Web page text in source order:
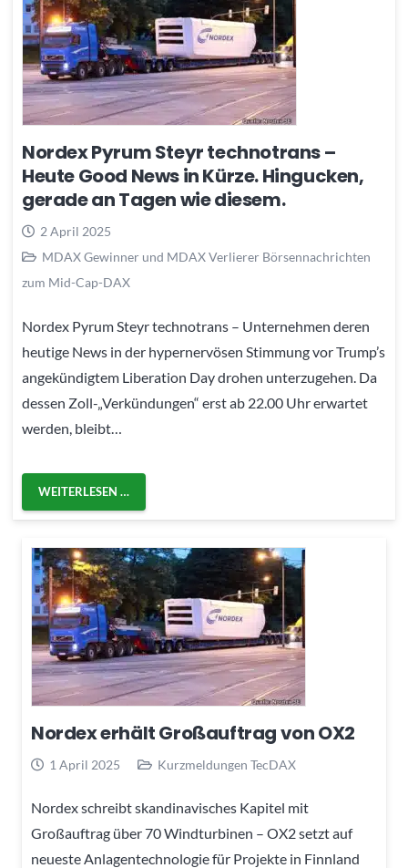
Nordex Pyrum Steyr technotrans –
Heute Good News in Kürze. Hingucken,
gerade an Tagen wie diesem.
2 April 2025
MDAX Gewinner und MDAX Verlierer Börsennachrichten
zum Mid-Cap-DAX
Nordex Pyrum Steyr technotrans – Unternehmen deren
heutige News in der hypernervösen Stimmung vor Trump’s
angekündigtem Liberation Day drohen unterzugehen. Da
dessen Zoll-„Verkündungen“ erst ab 22.00 Uhr erwartet
werden, bleibt…
WEITERLESEN …
Nordex erhält Großauftrag von OX2
1 April 2025 Kurzmeldungen TecDAX
Nordex schreibt skandinavisches Kapitel mit
Großauftrag über 70 Windturbinen – OX2 setzt auf
neueste Anlagentechnologie für Projekte in Finnland